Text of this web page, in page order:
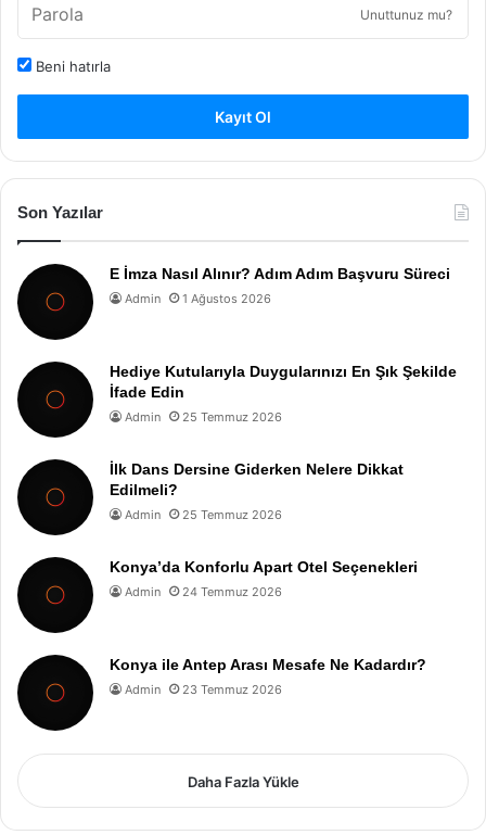
Unuttunuz mu?
Beni hatırla
Kayıt Ol
Son Yazılar
E İmza Nasıl Alınır? Adım Adım Başvuru Süreci
Admin 1 Ağustos 2026
Hediye Kutularıyla Duygularınızı En Şık Şekilde
İfade Edin
Admin 25 Temmuz 2026
İlk Dans Dersine Giderken Nelere Dikkat
Edilmeli?
Admin 25 Temmuz 2026
Konya’da Konforlu Apart Otel Seçenekleri
Admin 24 Temmuz 2026
Konya ile Antep Arası Mesafe Ne Kadardır?
Admin 23 Temmuz 2026
Daha Fazla Yükle